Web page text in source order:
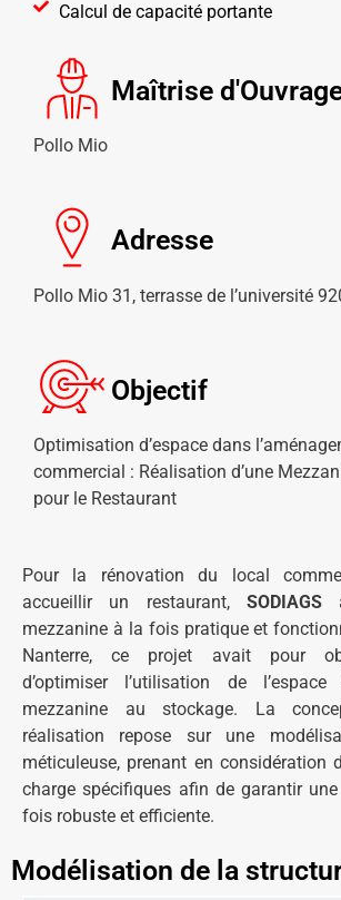
Calcul de capacité portante
Maîtrise
Pollo Mio
Adresse
Pollo Mio 31, terrasse de l’université
Objectif
Optimisation d’espace dans
commercial : Réalisation d’une
pour le Restaurant
Pour la rénovation du local
accueillir un restaurant, SODIAGS
mezzanine à la fois pratique et
Nanterre, ce projet avait pour
d’optimiser l’utilisation de
mezzanine au stockage. La
réalisation repose sur une
méticuleuse, prenant en considération
charge spécifiques afin de garantir
fois robuste et efficiente.
Modélisation de la